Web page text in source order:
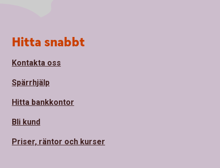
Sidfot
Hitta snabbt
Kontakta oss
Spärrhjälp
Hitta bankkontor
Bli kund
Priser, räntor och kurser